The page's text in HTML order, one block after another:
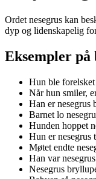
Ordet nesegrus kan
dyp og lidenskapelig
Eksempler på
Hun ble forelsket
Når hun smiler,
Han er nesegrus
Barnet lo
Hunden hoppet
Hun er nesegrus
Møtet endte
Han var
Nesegrus